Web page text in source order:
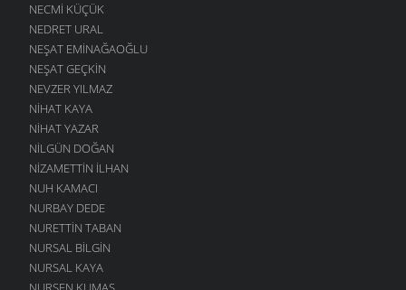
NECMI KÜÇÜK
NEDRET URAL
NEŞAT EMINAĞAOĞLU
NEŞAT GEÇKIN
NEVZER YILMAZ
NIHAT KAYA
NIHAT YAZAR
NILGÜN DOĞAN
NIZAMETTIN İLHAN
NUH KAMACI
NURBAY DEDE
NURETTIN TABAN
NURSAL BILGIN
NURSAL KAYA